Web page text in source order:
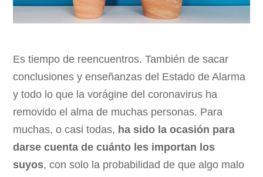
Es tiempo de reencuentros. También de sacar
conclusiones y enseñanzas del Estado de Alarma
y todo lo que la vorágine del coronavirus ha
removido el alma de muchas personas. Para
muchas, o casi todas, ha sido la ocasión para
darse cuenta de cuánto les importan los
suyos, con solo la probabilidad de que algo malo